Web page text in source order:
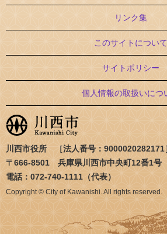
リンク集
このサイトについて
サイトポリシー
個人情報の取扱いにつ
川西市役所 ［法人番号：9000020282171
〒666-8501 兵庫県川西市中央町12番1
電話：072-740-1111（代表）
Copyright © City of Kawanishi. All rights reserved.